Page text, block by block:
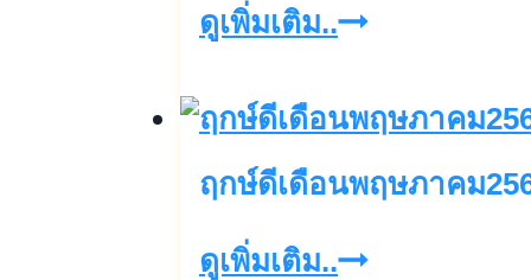
ดูเพิ่มเติม..ฤกษ์
เดือน
ฤกษ์ดีเดือนพฤษภาคม
ดูเพิ่มเติม..ฤกษ์